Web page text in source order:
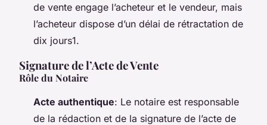
de vente engage l’acheteur et le vendeur, mais
l’acheteur dispose d’un délai de rétractation de
dix jours1.
Signature de l’Acte de Vente
Rôle du Notaire
Acte authentique: Le notaire est responsable
de la rédaction et de la signature de l’acte de